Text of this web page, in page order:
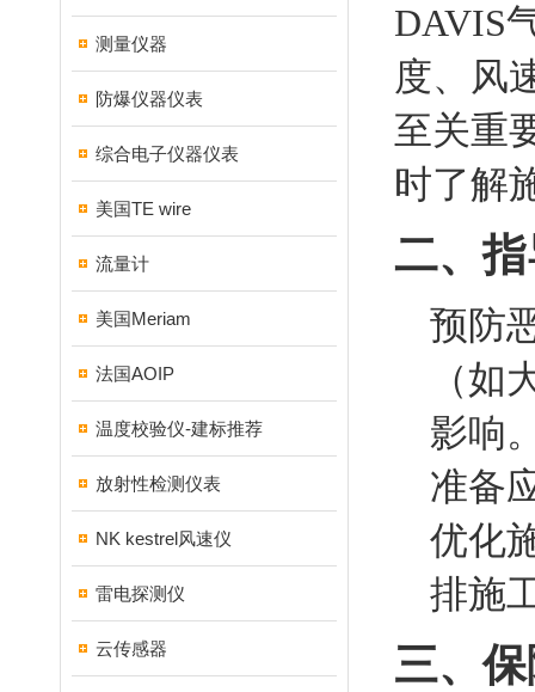
测量仪器
防爆仪器仪表
综合电子仪器仪表
美国TE wire
流量计
美国Meriam
法国AOIP
温度校验仪-建标推荐
放射性检测仪表
NK kestrel风速仪
雷电探测仪
云传感器
DAVIS
度、风
至关重
时了解
二、
预防
（
影响
准备
优化
排施
三、